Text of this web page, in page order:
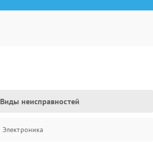
Виды неисправностей
Электроника